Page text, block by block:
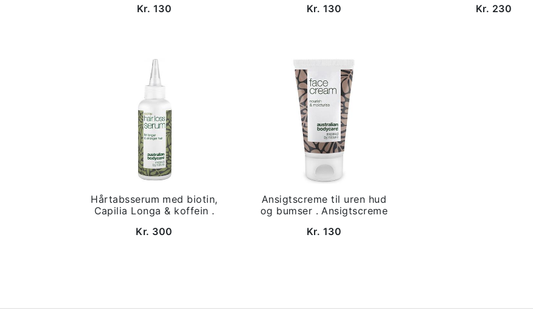
Kr. 130
Kr. 130
Kr. 230
Hårtabsserum med biotin,
Capilia Longa & koffein .
Kr. 300
Ansigtscreme til uren hud
og bumser . Ansigtscreme
Kr. 130